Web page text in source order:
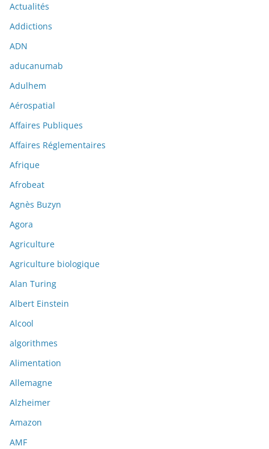
Actualités
Addictions
ADN
aducanumab
Adulhem
Aérospatial
Affaires Publiques
Affaires Réglementaires
Afrique
Afrobeat
Agnès Buzyn
Agora
Agriculture
Agriculture biologique
Alan Turing
Albert Einstein
Alcool
algorithmes
Alimentation
Allemagne
Alzheimer
Amazon
AMF